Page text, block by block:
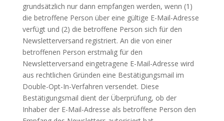
grundsätzlich nur dann empfangen werden, wenn (1)
die betroffene Person über eine gültige E-Mail-Adresse
verfügt und (2) die betroffene Person sich für den
Newsletterversand registriert. An die von einer
betroffenen Person erstmalig für den
Newsletterversand eingetragene E-Mail-Adresse wird
aus rechtlichen Gründen eine Bestätigungsmail im
Double-Opt-In-Verfahren versendet. Diese
Bestätigungsmail dient der Überprüfung, ob der
Inhaber der E-Mail-Adresse als betroffene Person den